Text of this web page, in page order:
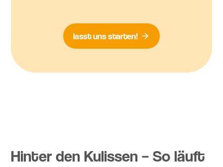
lasst uns starten!
Hinter den Kulissen – So läuft